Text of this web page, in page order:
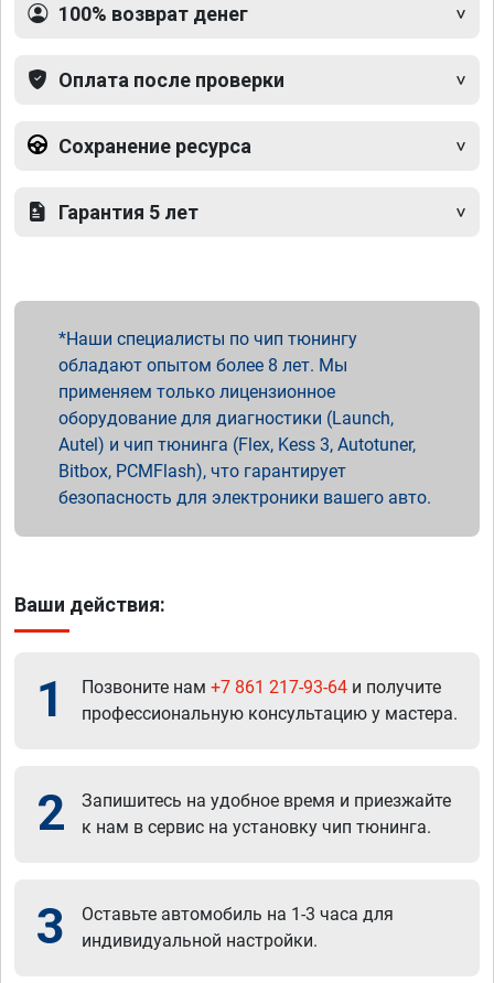
100% возврат денег
Оплата после проверки
Сохранение ресурса
Гарантия 5 лет
Наши специалисты по чип тюнингу
обладают опытом более 8 лет. Мы
применяем только лицензионное
оборудование для диагностики (Launch,
Autel) и чип тюнинга (Flex, Kess 3, Autotuner,
Bitbox, PCMFlash), что гарантирует
безопасность для электроники вашего авто.
Ваши действия:
1 Позвоните нам +7 861 217-93-64 и получите
профессиональную консультацию у мастера.
2
Запишитесь на удобное время и приезжайте
к нам в сервис на установку чип тюнинга.
3
Оставьте автомобиль на 1-3 часа для
индивидуальной настройки.